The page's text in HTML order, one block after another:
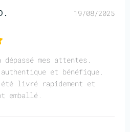
19/08/2025
mes attentes.
et bénéfique.
livré rapidement et
emballé.